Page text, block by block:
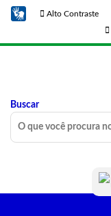
Alto Contraste
Buscar